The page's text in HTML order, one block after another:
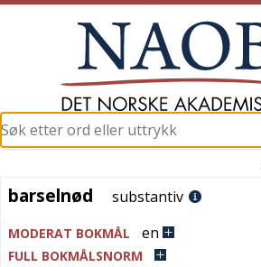
barselnød
barselnød substantiv
MODERAT BOKMÅL en
FULL BOKMÅLSNORM